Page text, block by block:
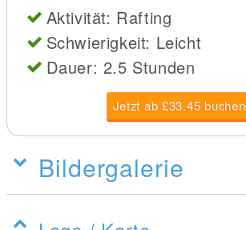
Aktivität: Rafting
Schwierigkeit: Leicht
Dauer: 2.5 Stunden
Jetzt ab £33.45 buchen
Bildergalerie